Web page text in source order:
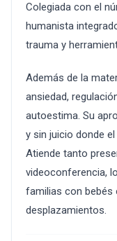
Colegiada con el
humanista
trauma y
Además de la
ansiedad,
autoestima. Su
y sin juicio donde
Atiende tanto
videoconferencia,
familias con bebés
desplazamientos.